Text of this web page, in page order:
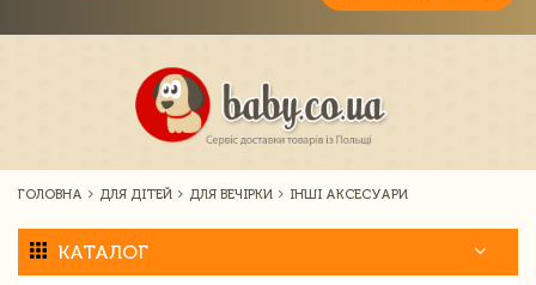
ГОЛОВНА ДЛЯ ДІТЕЙ ДЛЯ ВЕЧІРКИ ІНШІ АКСЕСУАРИ
КАТАЛОГ